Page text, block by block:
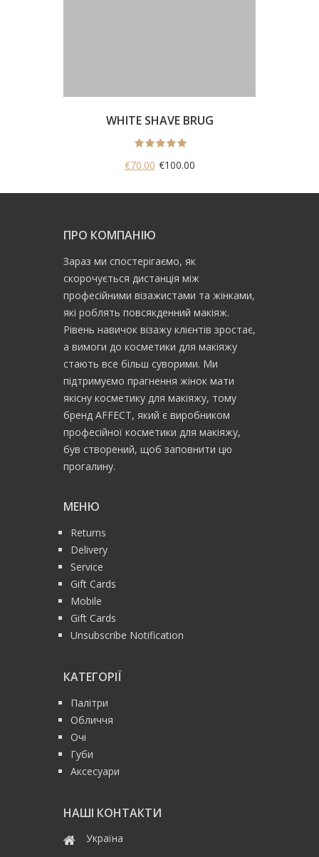
WHITE SHAVE BRUG
€70.00 €100.00
ПРО КОМПАНІЮ
Зараз ми спостерігаємо, як
скорочується дистанція між
професійними візажистами та жінками,
які роблять повсякденний макіяж.
Рівень навичок візажу клієнтів зростає,
а вимоги до косметики для макіяжу
стають все більш суворими. Ми
підтримуємо прагнення жінок мати
якісну косметику для макіяжу, тому
бренд AFFECT, який є виробником
професійної косметики для макіяжу,
був створений, щоб заповнити цю
прогалину.
МЕНЮ
Returns
Delivery
Service
Gift Cards
Mobile
Gift Cards
Unsubscribe Notification
КАТЕГОРІЇ
Палітри
Обличчя
Очі
Губи
Аксесуари
НАШІ КОНТАКТИ
Україна